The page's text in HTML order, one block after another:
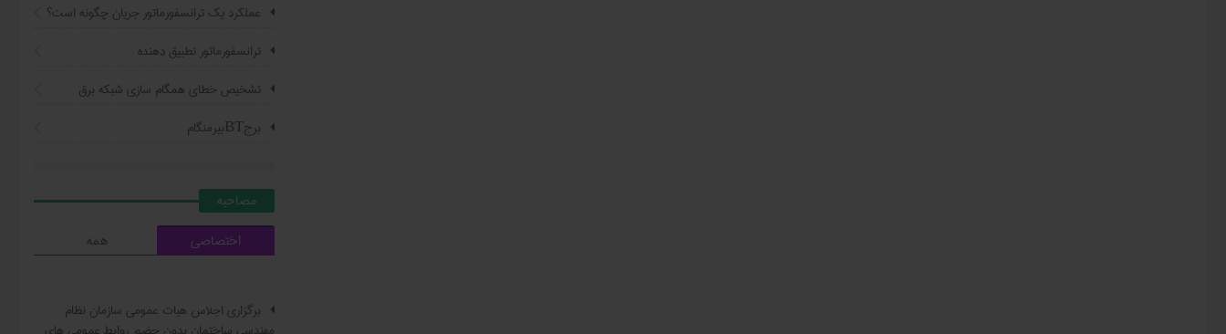
عملکرد یک ترانسفورماتور جریان چگونه است؟
ترانسفورماتور تطبیق دهنده
تشخیص خطای همگام سازی شبکه برق
برجBTبیرمنگام
مصاحبه
اختصاصی
همه
برگزاری اجلاس هیات عمومی سازمان نظام